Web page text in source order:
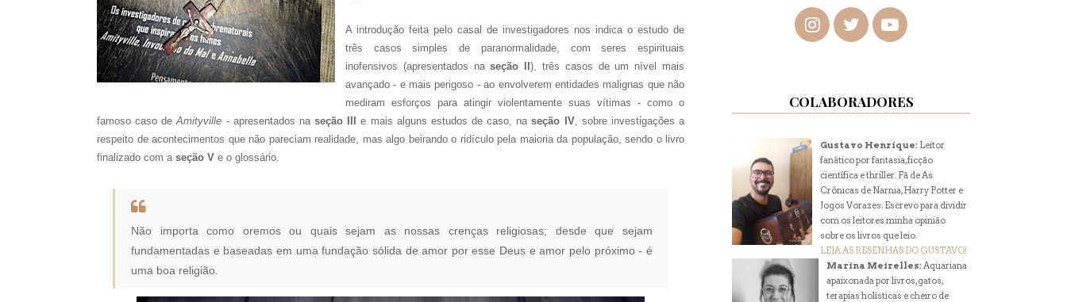
A introdução feita pelo casal de investigadores nos indica o estudo de
três casos simples de paranormalidade, com seres espirituais
inofensivos (apresentados naseção II), três casos de um nível mais
avançado - e mais perigoso - ao envolverem entidades malignas que não
mediram esforços para atingir violentamente suas vítimas - como o
famoso caso deAmityville - apresentados naseção IIIe mais alguns estudos de caso, naseção IV, sobre investigações a
respeito de acontecimentos que não pareciam realidade, mas algo beirando o ridículo pela maioria da população, sendo o livro
finalizado com a seção V e o glossário.
Não importa como oremos ou quais sejam as nossas crenças religiosas; desde que sejam
fundamentadas e baseadas em uma fundação sólida de amor por esse Deus e amor pelo próximo - é
uma boa religião.
COLABORADORES
Gustavo Henrique: Leitor
fanático por fantasia, ficção
científica e thriller. Fã de As
Crônicas de Narnia, Harry Potter e
Jogos Vorazes. Escrevo para dividir
com os leitores minha opinião
sobre os livros que leio.
LEIA AS RESENHAS DO GUSTAVO!
Marina Meirelles:Aquariana
apaixonada por livros, gatos,
terapias holísticas e cheiro de